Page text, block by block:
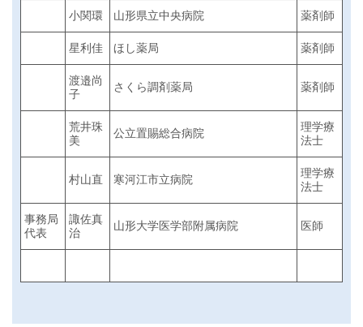
小関環 山形県立中央病院 薬剤師
星利佳 ほし薬局 薬剤師
渡邉尚
子
さくら調剤薬局 薬剤師
荒井珠
美
公立置賜総合病院
理学療
法士
村山直 寒河江市立病院
理学療
法士
事務局
代表
諏佐真
治
山形大学医学部附属病院 医師